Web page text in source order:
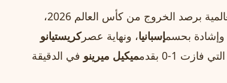
في ليلة حملت خيبة جديدة للبرتغال، لم تكتف الصحف العالمية برصد الخروج من كأس العالم 2026،
وإشادة بحسمإسبانيا، ونهاية عصركريستيانو
التي فازت 1-0 بقدم ميكيل ميرينو في الدقيقة